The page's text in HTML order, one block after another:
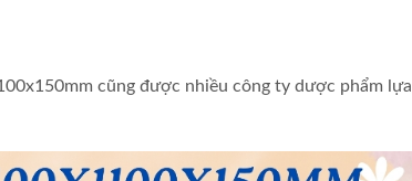
cũng được nhiều công ty dược phẩm lựa